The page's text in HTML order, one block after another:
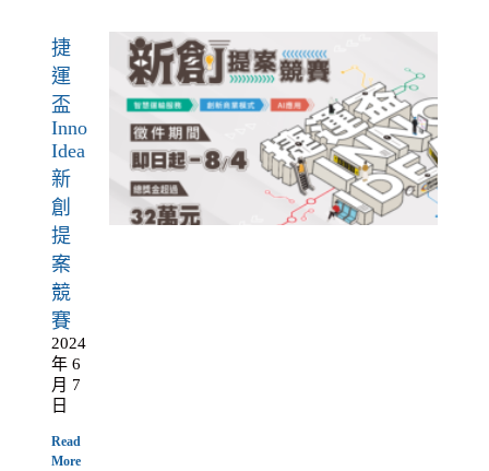
捷
運
盃
Inno
Idea
新
創
提
案
競
賽
2024
年 6
月 7
日
Read
More